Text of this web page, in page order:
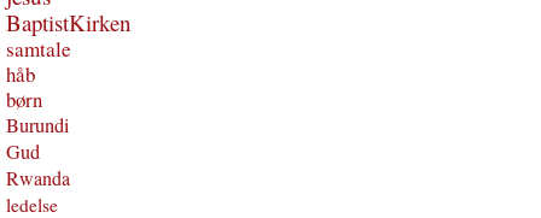
BaptistKirken
samtale
håb
børn
Burundi
Gud
Rwanda
ledelse